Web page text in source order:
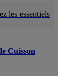
les essentiels
Cuisson